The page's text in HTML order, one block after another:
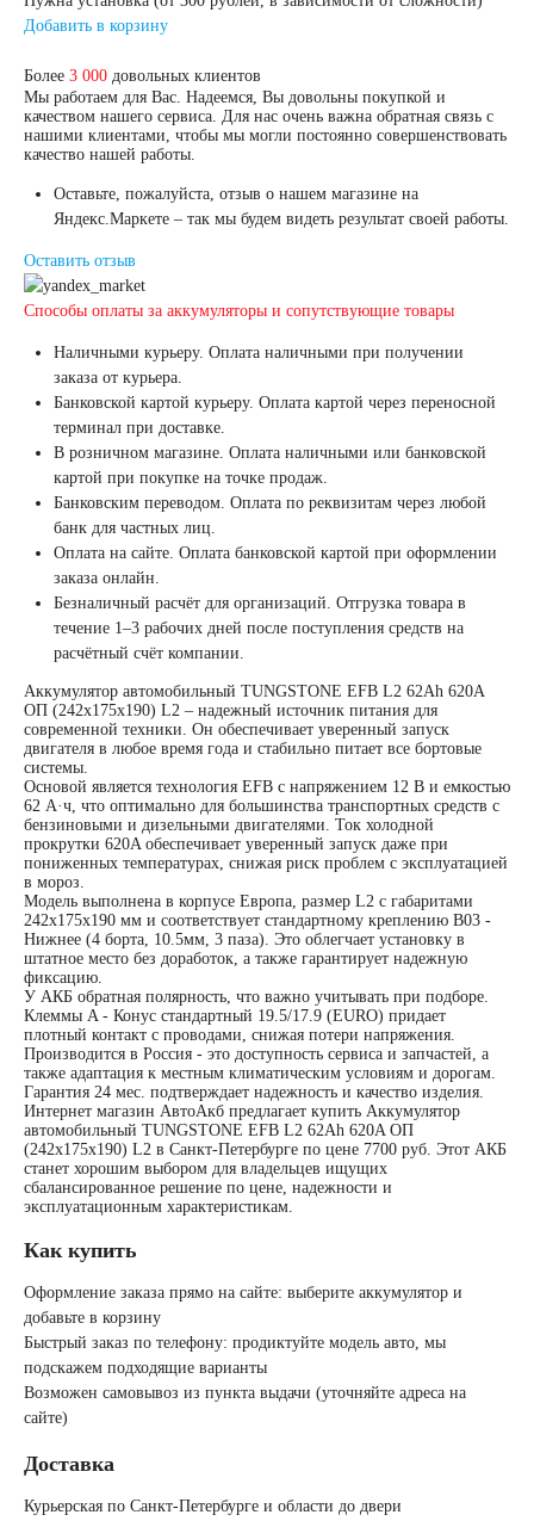
Добавить в корзину
Более 3 000 довольных клиентов
Мы работаем для Вас. Надеемся, Вы довольны покупкой и
качеством нашего сервиса. Для нас очень важна обратная связь с
нашими клиентами, чтобы мы могли постоянно совершенствовать
качество нашей работы.
Оставьте, пожалуйста, отзыв о нашем магазине на
Яндекс.Маркете – так мы будем видеть результат своей работы.
Оставить отзыв
Способы оплаты за аккумуляторы и сопутствующие товары
Наличными курьеру. Оплата наличными при получении
заказа от курьера.
Банковской картой курьеру. Оплата картой через переносной
терминал при доставке.
В розничном магазине. Оплата наличными или банковской
картой при покупке на точке продаж.
Банковским переводом. Оплата по реквизитам через любой
банк для частных лиц.
Оплата на сайте. Оплата банковской картой при оформлении
заказа онлайн.
Безналичный расчёт для организаций. Отгрузка товара в
течение 1–3 рабочих дней после поступления средств на
расчётный счёт компании.
Аккумулятор автомобильный TUNGSTONE EFB L2 62Ah 620A
ОП (242x175x190) L2 – надежный источник питания для
современной техники. Он обеспечивает уверенный запуск
двигателя в любое время года и стабильно питает все бортовые
системы.
Основой является технология EFB с напряжением 12 В и емкостью
62 А·ч, что оптимально для большинства транспортных средств с
бензиновыми и дизельными двигателями. Ток холодной
прокрутки 620A обеспечивает уверенный запуск даже при
пониженных температурах, снижая риск проблем с эксплуатацией
в мороз.
Модель выполнена в корпусе Европа, размер L2 с габаритами
242x175x190 мм и соответствует стандартному креплению B03 -
Нижнее (4 борта, 10.5мм, 3 паза). Это облегчает установку в
штатное место без доработок, а также гарантирует надежную
фиксацию.
У АКБ обратная полярность, что важно учитывать при подборе.
Клеммы A - Конус стандартный 19.5/17.9 (EURO) придает
плотный контакт с проводами, снижая потери напряжения.
Производится в Россия - это доступность сервиса и запчастей, а
также адаптация к местным климатическим условиям и дорогам.
Гарантия 24 мес. подтверждает надежность и качество изделия.
Интернет магазин АвтоАкб предлагает купить Аккумулятор
автомобильный TUNGSTONE EFB L2 62Ah 620A ОП
(242x175x190) L2 в Санкт-Петербурге по цене 7700 руб. Этот АКБ
станет хорошим выбором для владельцев ищущих
сбалансированное решение по цене, надежности и
эксплуатационным характеристикам.
Как купить
Оформление заказа прямо на сайте: выберите аккумулятор и
добавьте в корзину
Быстрый заказ по телефону: продиктуйте модель авто, мы
подскажем подходящие варианты
Возможен самовывоз из пункта выдачи (уточняйте адреса на
сайте)
Доставка
Курьерская по Санкт-Петербурге и области до двери